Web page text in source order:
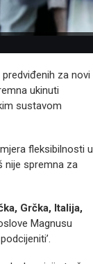
za novi
ukinuti
sustavom
fleksibilnosti u
nije spremna za
Grčka, Italija,
Magnusu